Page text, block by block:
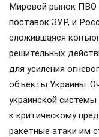
Мировой рынок ПВО
поставок ЗУР, и
сложившаяся
решительных
для усиления
объекты Украины.
украинской
к критическому
ракетные атаки им